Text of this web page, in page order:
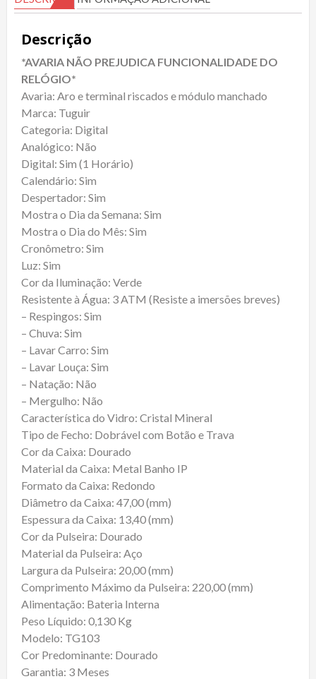
Descrição
*AVARIA NÃO PREJUDICA FUNCIONALIDADE DO
RELÓGIO*
Avaria: Aro e terminal riscados e módulo manchado
Marca: Tuguir
Categoria: Digital
Analógico: Não
Digital: Sim (1 Horário)
Calendário: Sim
Despertador: Sim
Mostra o Dia da Semana: Sim
Mostra o Dia do Mês: Sim
Cronômetro: Sim
Luz: Sim
Cor da Iluminação: Verde
Resistente à Água: 3 ATM (Resiste a imersões breves)
– Respingos: Sim
– Chuva: Sim
– Lavar Carro: Sim
– Lavar Louça: Sim
– Natação: Não
– Mergulho: Não
Característica do Vidro: Cristal Mineral
Tipo de Fecho: Dobrável com Botão e Trava
Cor da Caixa: Dourado
Material da Caixa: Metal Banho IP
Formato da Caixa: Redondo
Diâmetro da Caixa: 47,00 (mm)
Espessura da Caixa: 13,40 (mm)
Cor da Pulseira: Dourado
Material da Pulseira: Aço
Largura da Pulseira: 20,00 (mm)
Comprimento Máximo da Pulseira: 220,00 (mm)
Alimentação: Bateria Interna
Peso Líquido: 0,130 Kg
Modelo: TG103
Cor Predominante: Dourado
Garantia: 3 Meses